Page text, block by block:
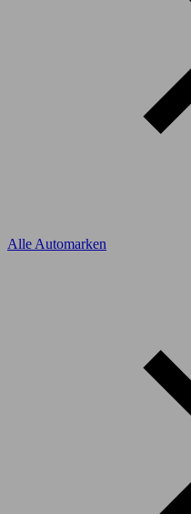
Alle Automarken